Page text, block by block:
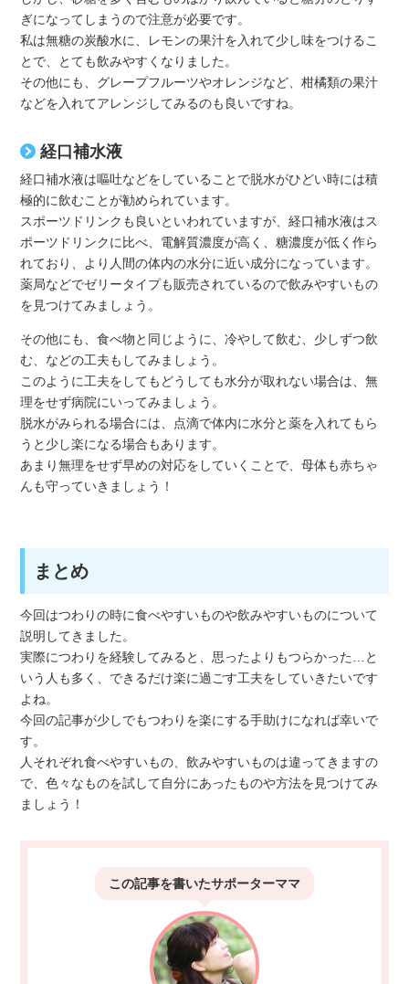
ぎになってしまうので注意が必要です。
私は無糖の炭酸水に、レモンの果汁を入れて少し味をつけるこ
とで、とても飲みやすくなりました。
その他にも、グレープフルーツやオレンジなど、柑橘類の果汁
などを入れてアレンジしてみるのも良いですね。
経口補水液
経口補水液は嘔吐などをしていることで脱水がひどい時には積
極的に飲むことが勧められています。
スポーツドリンクも良いといわれていますが、経口補水液はス
ポーツドリンクに比べ、電解質濃度が高く、糖濃度が低く作ら
れており、より人間の体内の水分に近い成分になっています。
薬局などでゼリータイプも販売されているので飲みやすいもの
を見つけてみましょう。
その他にも、食べ物と同じように、冷やして飲む、少しずつ飲
む、などの工夫もしてみましょう。
このように工夫をしてもどうしても水分が取れない場合は、無
理をせず病院にいってみましょう。
脱水がみられる場合には、点滴で体内に水分と薬を入れてもら
うと少し楽になる場合もあります。
あまり無理をせず早めの対応をしていくことで、母体も赤ちゃ
んも守っていきましょう！
まとめ
今回はつわりの時に食べやすいものや飲みやすいものについて
説明してきました。
実際につわりを経験してみると、思ったよりもつらかった…と
いう人も多く、できるだけ楽に過ごす工夫をしていきたいです
よね。
今回の記事が少しでもつわりを楽にする手助けになれば幸いで
す。
人それぞれ食べやすいもの、飲みやすいものは違ってきますの
で、色々なものを試して自分にあったものや方法を見つけてみ
ましょう！
この記事を書いたサポーターママ